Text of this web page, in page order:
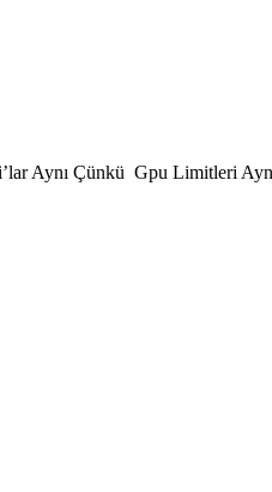
Aynı Çünkü Gpu Limitleri